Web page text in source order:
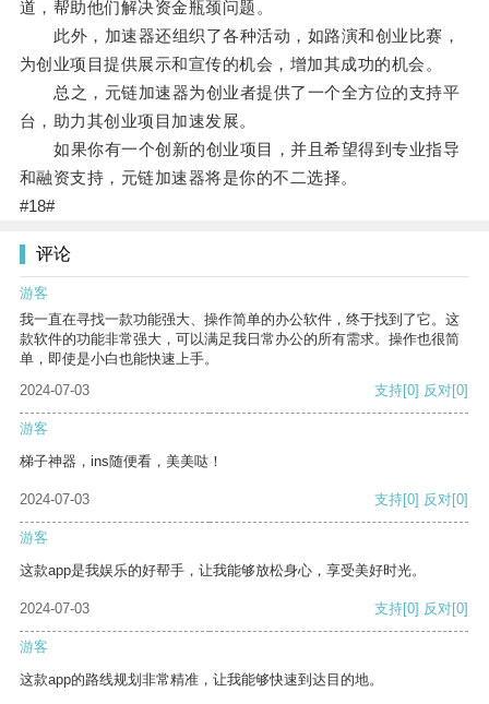
道，帮助他们解决资金瓶颈问题。
此外，加速器还组织了各种活动，如路演和创业比赛，
为创业项目提供展示和宣传的机会，增加其成功的机会。
总之，元链加速器为创业者提供了一个全方位的支持平
台，助力其创业项目加速发展。
如果你有一个创新的创业项目，并且希望得到专业指导
和融资支持，元链加速器将是你的不二选择。
#18#
评论
游客
我一直在寻找一款功能强大、操作简单的办公软件，终于找到了它。这
款软件的功能非常强大，可以满足我日常办公的所有需求。操作也很简
单，即使是小白也能快速上手。
2024-07-03
支持[0] 反对[0]
游客
梯子神器，ins随便看，美美哒！
2024-07-03 支持[0] 反对[0]
游客
这款app是我娱乐的好帮手，让我能够放松身心，享受美好时光。
2024-07-03 支持[0] 反对[0]
游客
这款app的路线规划非常精准，让我能够快速到达目的地。